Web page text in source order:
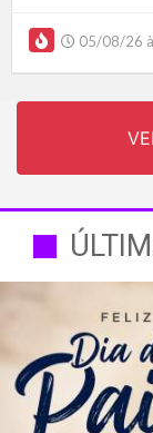
05/08/26